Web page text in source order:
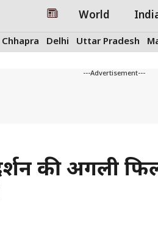
World
Chhapra Delhi Uttar Pradesh
---Advertisement---
की अगली